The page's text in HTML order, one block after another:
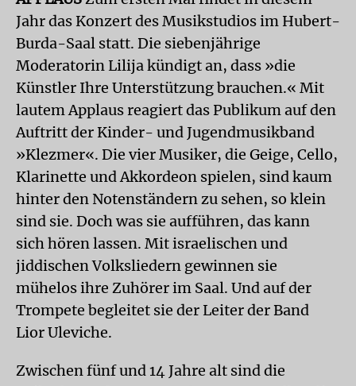
Jahr das Konzert des Musikstudios im Hubert-
Burda-Saal statt. Die siebenjährige
Moderatorin Lilija kündigt an, dass »die
Künstler Ihre Unterstützung brauchen.« Mit
lautem Applaus reagiert das Publikum auf den
Auftritt der Kinder- und Jugendmusikband
»Klezmer«. Die vier Musiker, die Geige, Cello,
Klarinette und Akkordeon spielen, sind kaum
hinter den Notenständern zu sehen, so klein
sind sie. Doch was sie aufführen, das kann
sich hören lassen. Mit israelischen und
jiddischen Volksliedern gewinnen sie
mühelos ihre Zuhörer im Saal. Und auf der
Trompete begleitet sie der Leiter der Band
Lior Uleviche.
Zwischen fünf und 14 Jahre alt sind die